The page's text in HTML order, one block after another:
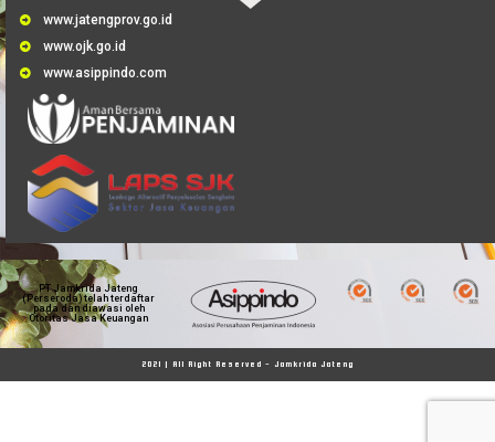
www.jatengprov.go.id
www.ojk.go.id
www.asippindo.com
PT Jamkrida Jateng
(Perseroda) telah terdaftar
pada dan diawasi oleh
Otoritas Jasa Keuangan
2021 | All Right Reserved - Jamkrida Jateng